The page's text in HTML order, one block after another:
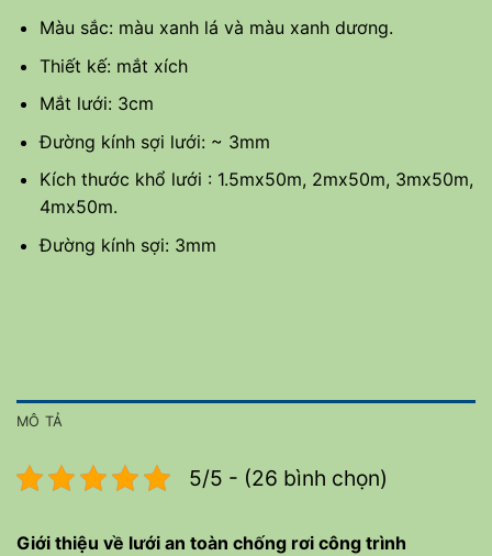
Màu sắc: màu xanh lá và màu xanh dương.
Thiết kế: mắt xích
Mắt lưới: 3cm
Đường kính sợi lưới: ~ 3mm
Kích thước khổ lưới : 1.5mx50m, 2mx50m, 3mx50m,
4mx50m.
Đường kính sợi: 3mm
MÔ TẢ
5/5 - (26 bình chọn)
Giới thiệu về lưới an toàn chống rơi công trình